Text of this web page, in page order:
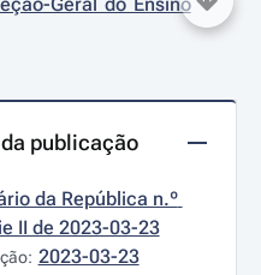
publicação
da República n.º
II de 2023-03-23
2023-03-23